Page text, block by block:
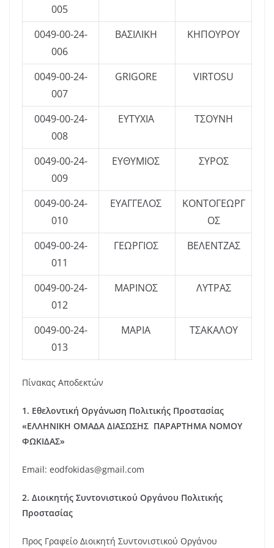
005
0049-00-24-
006
ΒΑΣΙΛΙΚΗ ΚΗΠΟΥΡΟΥ
0049-00-24-
007
GRIGORE VIRTOSU
0049-00-24-
008
ΕΥΤΥΧΙΑ ΤΣΟΥΝΗ
0049-00-24-
009
ΕΥΘΥΜΙΟΣ ΣΥΡΟΣ
0049-00-24-
010
ΕΥΑΓΓΕΛΟΣ
ΚΟΝΤΟΓΕΩΡΓ
ΟΣ
0049-00-24-
011
ΓΕΩΡΓΙΟΣ ΒΕΛΕΝΤΖΑΣ
0049-00-24-
012
ΜΑΡΙΝΟΣ ΛΥΤΡΑΣ
0049-00-24-
013
ΜΑΡΙΑ ΤΣΑΚΑΛΟΥ
Πίνακας Αποδεκτών
1. Εθελοντική Οργάνωση Πολιτικής Προστασίας
«ΕΛΛΗΝΙΚΗ ΟΜΑΔΑ ΔΙΑΣΩΣΗΣ ΠΑΡΑΡΤΗΜΑ ΝΟΜΟΥ
ΦΩΚΙΔΑΣ»
Email: eodfokidas@gmail.com
2. Διοικητής Συντονιστικού Οργάνου Πολιτικής
Προστασίας
Προς Γραφείο Διοικητή Συντονιστικού Οργάνου